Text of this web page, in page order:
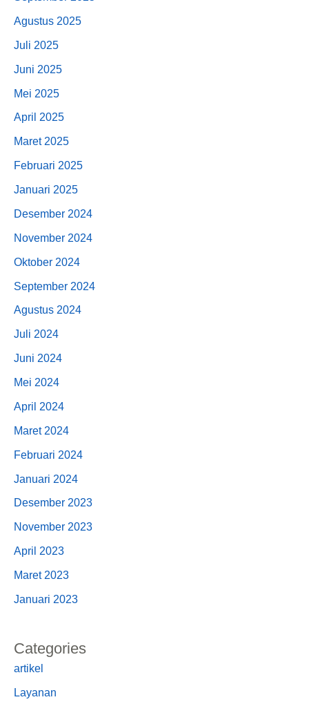
Agustus 2025
Juli 2025
Juni 2025
Mei 2025
April 2025
Maret 2025
Februari 2025
Januari 2025
Desember 2024
November 2024
Oktober 2024
September 2024
Agustus 2024
Juli 2024
Juni 2024
Mei 2024
April 2024
Maret 2024
Februari 2024
Januari 2024
Desember 2023
November 2023
April 2023
Maret 2023
Januari 2023
Categories
artikel
Layanan